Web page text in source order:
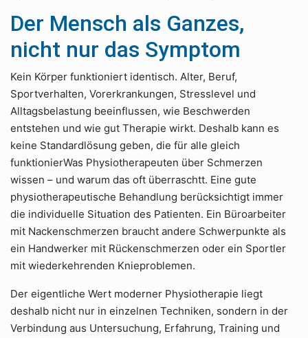
Der Mensch als Ganzes,
nicht nur das Symptom
Kein Körper funktioniert identisch. Alter, Beruf,
Sportverhalten, Vorerkrankungen, Stresslevel und
Alltagsbelastung beeinflussen, wie Beschwerden
entstehen und wie gut Therapie wirkt. Deshalb kann es
keine Standardlösung geben, die für alle gleich
funktionierWas Physiotherapeuten über Schmerzen
wissen – und warum das oft überraschtt. Eine gute
physiotherapeutische Behandlung berücksichtigt immer
die individuelle Situation des Patienten. Ein Büroarbeiter
mit Nackenschmerzen braucht andere Schwerpunkte als
ein Handwerker mit Rückenschmerzen oder ein Sportler
mit wiederkehrenden Knieproblemen.
Der eigentliche Wert moderner Physiotherapie liegt
deshalb nicht nur in einzelnen Techniken, sondern in der
Verbindung aus Untersuchung, Erfahrung, Training und